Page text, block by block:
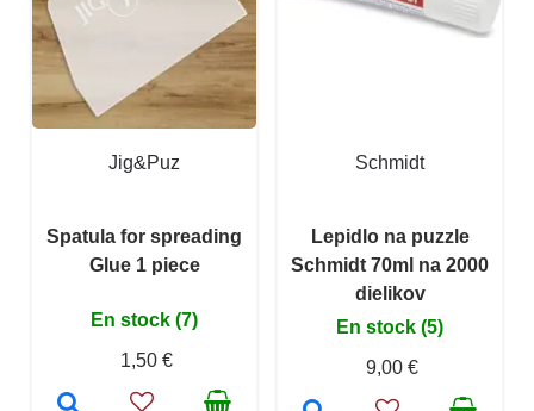
Jig&Puz
Spatula for spreading
Glue 1 piece
En stock (7)
1,50 €
Schmidt
Lepidlo na puzzle
Schmidt 70ml na 2000
dielikov
En stock (5)
9,00 €